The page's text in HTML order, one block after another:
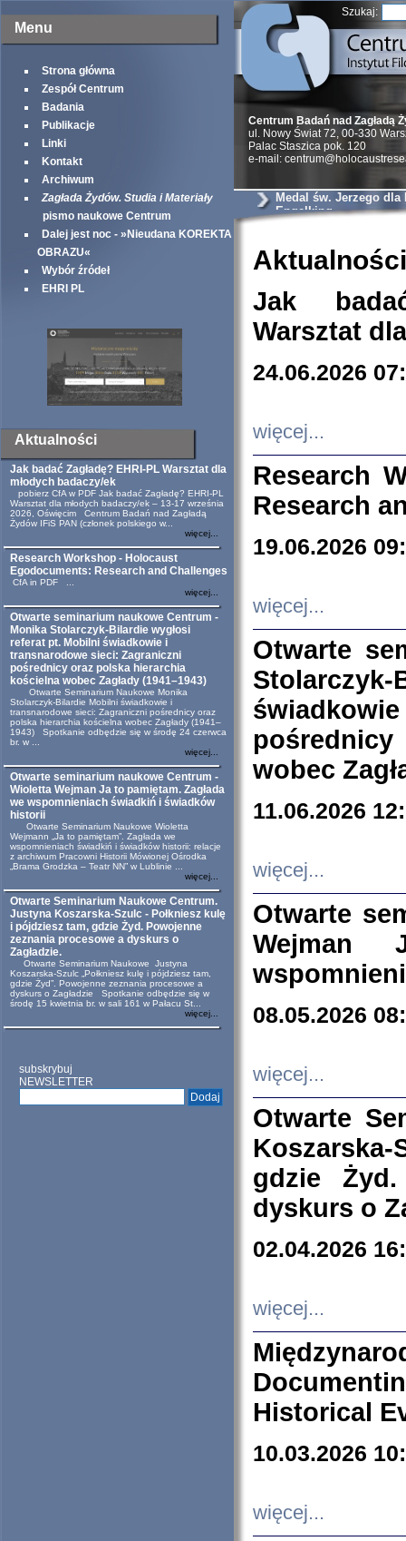
Menu
Strona główna
Zespół Centrum
Badania
Publikacje
Linki
Kontakt
Archiwum
Zagłada Żydów. Studia i Materiały
pismo naukowe Centrum
Dalej jest noc - »Nieudana KOREKTA
OBRAZU«
Wybór źródeł
EHRI PL
Aktualności
Jak badać Zagładę? EHRI-PL Warsztat dla
młodych badaczy/ek
pobierz CfA w PDF Jak badać Zagładę? EHRI-PL
Warsztat dla młodych badaczy/ek – 13-17 września
2026, Oświęcim Centrum Badań nad Zagładą
Żydów IFiS PAN (członek polskiego w...
więcej...
Research Workshop - Holocaust
Egodocuments: Research and Challenges
CfA in PDF ...
więcej...
Otwarte seminarium naukowe Centrum -
Monika Stolarczyk-Bilardie wygłosi
referat pt. Mobilni świadkowie i
transnarodowe sieci: Zagraniczni
pośrednicy oraz polska hierarchia
kościelna wobec Zagłady (1941–1943)
Otwarte Seminarium Naukowe Monika
Stolarczyk-Bilardie Mobilni świadkowie i
transnarodowe sieci: Zagraniczni pośrednicy oraz
polska hierarchia kościelna wobec Zagłady (1941–
1943) Spotkanie odbędzie się w środę 24 czerwca
br. w ...
więcej...
Otwarte seminarium naukowe Centrum -
Wioletta Wejman Ja to pamiętam. Zagłada
we wspomnieniach świadkiń i świadków
historii
Otwarte Seminarium Naukowe Wioletta
Wejmann „Ja to pamiętam”. Zagłada we
wspomnieniach świadkiń i świadków historii: relacje
z archiwum Pracowni Historii Mówionej Ośrodka
„Brama Grodzka – Teatr NN” w Lublinie ...
więcej...
Otwarte Seminarium Naukowe Centrum.
Justyna Koszarska-Szulc - Połkniesz kulę
i pójdziesz tam, gdzie Żyd. Powojenne
zeznania procesowe a dyskurs o
Zagładzie.
Otwarte Seminarium Naukowe Justyna
Koszarska-Szulc „Połkniesz kulę i pójdziesz tam,
gdzie Żyd”. Powojenne zeznania procesowe a
dyskurs o Zagładzie Spotkanie odbędzie się w
środę 15 kwietnia br. w sali 161 w Pałacu St...
więcej...
subskrybuj
NEWSLETTER
Szukaj:
Centrum Badań nad Zagładą
ul. Nowy Świat 72, 00-330
Palac Staszica pok. 120
e-mail:
Medal św. Jerzego dla
Engelking
Aktualności
Jak
Warsztat
24.06.2026
więcej...
Research
Research
19.06.2026
więcej...
Otwarte
wobec
11.06.2026
więcej...
Otwarte
Wejman
08.05.2026
więcej...
Otwarte
Koszarska-
gdzie
dyskurs o
02.04.2026
więcej...
Historical
10.03.2026
więcej...